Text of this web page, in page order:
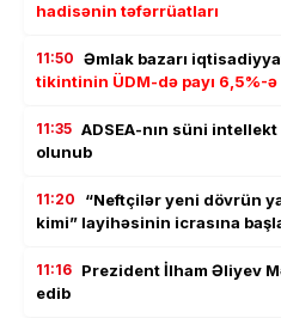
hadisənin təfərrüatları
11:50 Əmlak bazarı
tikintinin ÜDM-də payı 6,5%-ə
11:35 ADSEA-nın süni
olunub
11:20
“Neftçilər yeni dövrün
kimi” layihəsinin icrasına
11:16 Prezident İlham Əliyev
edib